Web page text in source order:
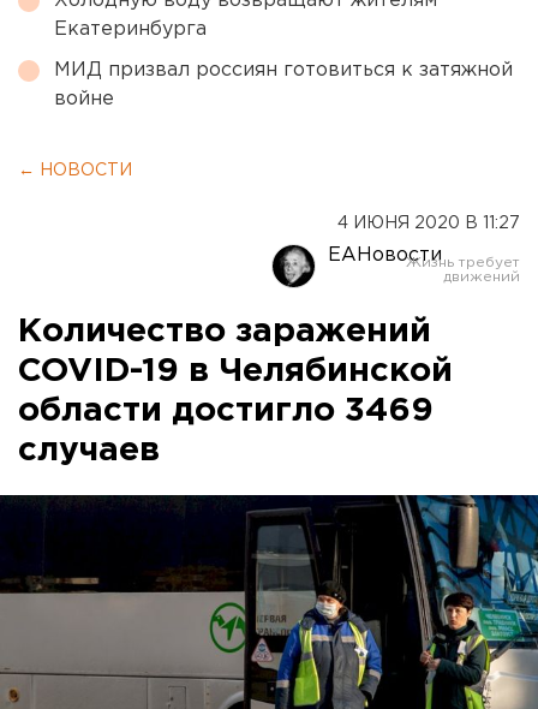
Екатеринбурга
МИД призвал россиян готовиться к затяжной
войне
← НОВОСТИ
4 ИЮНЯ 2020 В 11:27
ЕАНовости
Количество заражений
COVID-19 в Челябинской
области достигло 3469
случаев